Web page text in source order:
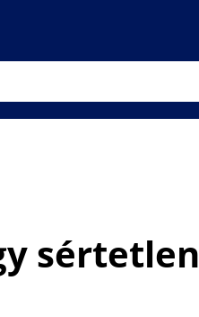
sértetlen